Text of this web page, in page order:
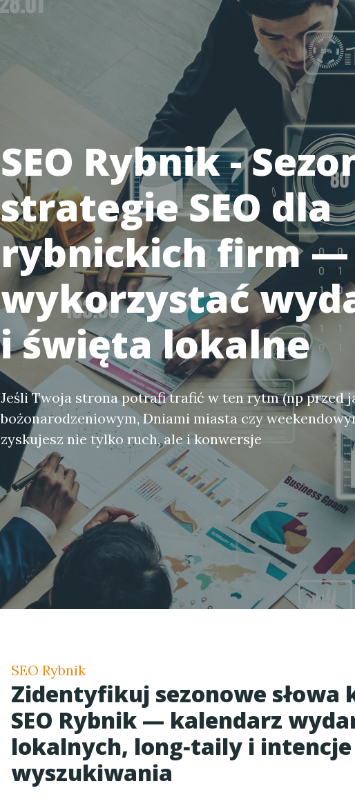
SEO Rybnik -
strategie SEO dla
rybnickich firm
wykorzystać
i święta lokalne
Jeśli Twoja strona potrafi trafić w ten rytm (np przed
bożonarodzeniowym, Dniami miasta czy
zyskujesz nie tylko ruch, ale i konwersje
SEO Rybnik
Zidentyfikuj sezonowe słowa
SEO Rybnik — kalendarz
lokalnych, long‑taily i intencje
wyszukiwania